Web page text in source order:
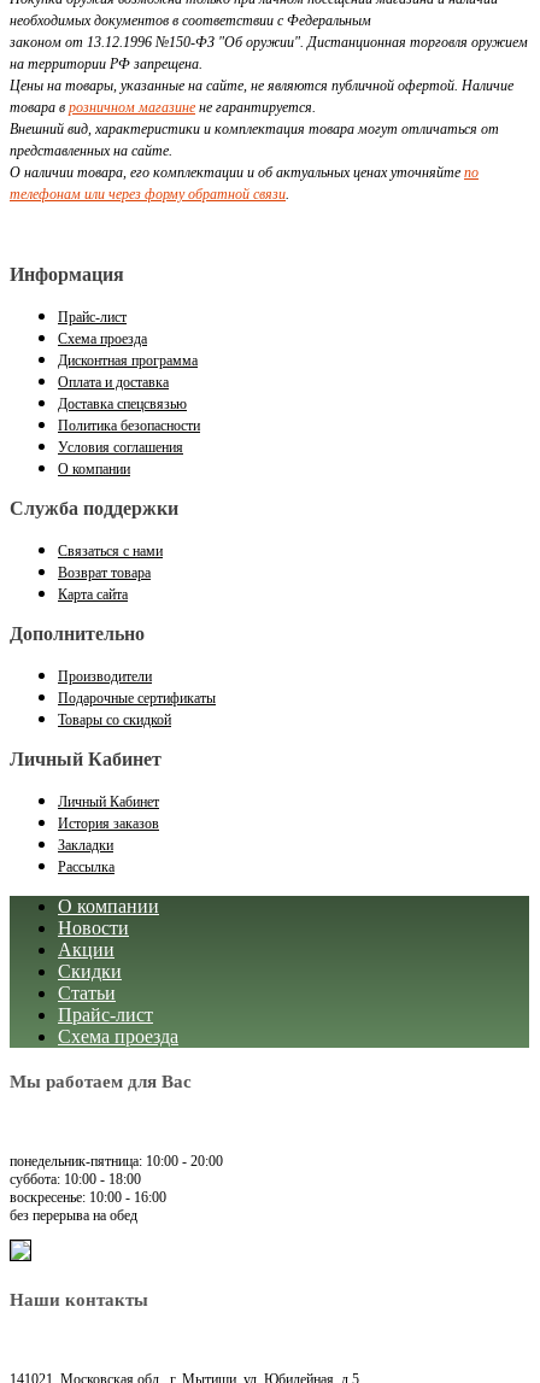
необходимых документов в соответствии с Федеральным
законом от 13.12.1996 №150-ФЗ "Об оружии". Дистанционная торговля оружием
на территории РФ запрещена.
Цены на товары, указанные на сайте, не являются публичной офертой. Наличие
товара в розничном магазине не гарантируется.
Внешний вид, характеристики и комплектация товара могут отличаться от
представленных на сайте.
О наличии товара, его комплектации и об актуальных ценах уточняйте по
телефонам или через форму обратной связи.
Информация
Прайс-лист
Схема проезда
Дисконтная программа
Оплата и доставка
Доставка спецсвязью
Политика безопасности
Условия соглашения
О компании
Служба поддержки
Связаться с нами
Возврат товара
Карта сайта
Дополнительно
Производители
Подарочные сертификаты
Товары со скидкой
Личный Кабинет
Личный Кабинет
История заказов
Закладки
Рассылка
О компании
Новости
Акции
Скидки
Статьи
Прайс-лист
Схема проезда
Мы работаем для Вас
понедельник-пятница: 10:00 - 20:00
суббота: 10:00 - 18:00
воскресенье: 10:00 - 16:00
без перерыва на обед
Наши контакты
141021, Московская обл., г. Мытищи, ул. Юбилейная, д.5